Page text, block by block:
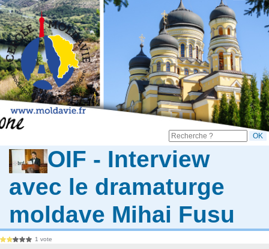
OIF - Interview
avec le dramaturge
moldave Mihai Fusu
1 vote